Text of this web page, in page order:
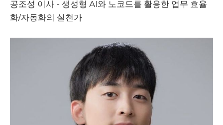
공조성 이사 - 생성형 AI와 노코드를 활용한 업무 효율
화/자동화의 실천가